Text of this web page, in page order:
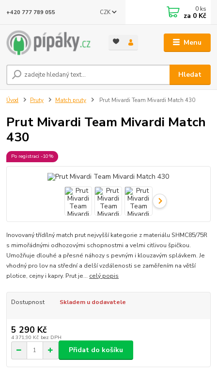
Menu
CZK
Hledat
+420 777 789 055 0 ks
za 0 Kč
Úvod Pruty Match pruty Prut Mivardi Team Mivardi Match 430
Prut Mivardi Team Mivardi Match
430
Po registraci -10%
Inovovaný třídílný match prut nejvyšší kategorie z materiálu SHMC85/75R
s mimořádnými odhozovými schopnostmi a velmi citlivou špičkou.
Umožňuje dlouhé a přesné náhozy s pevným i klouzavým splávkem. Je
vhodný pro lov na střední a delší vzdálenosti se zaměřením na větší
plotice, cejny i kapry. Prut je... celý popis
Dostupnost Skladem u dodavatele
5 290 Kč
4 371,90 Kč bez DPH
Přidat do košíku